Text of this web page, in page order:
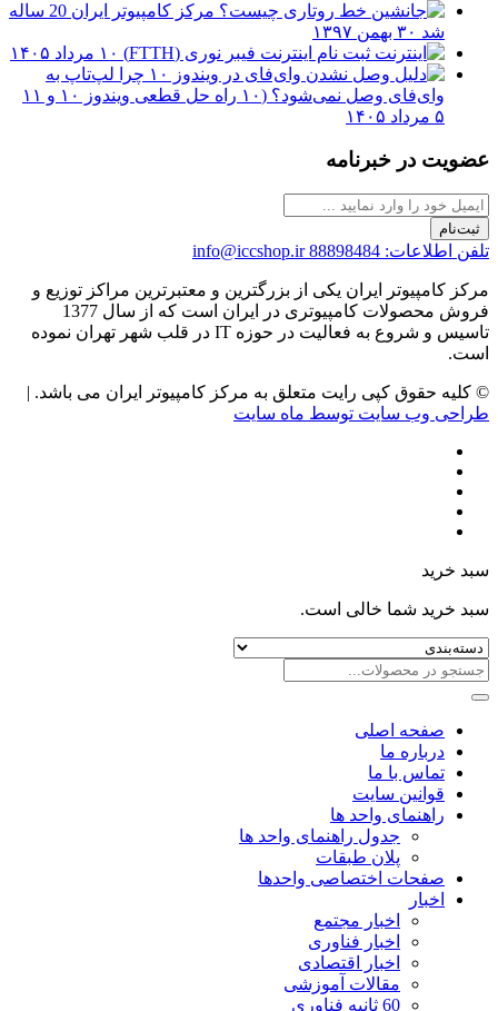
مرکز کامپیوتر ایران 20 ساله
شد ۳۰ بهمن ۱۳۹۷
ثبت نام اینترنت فیبر نوری (FTTH)
۱۰ مرداد ۱۴۰۵
چرا لپ‌تاپ به
وای‌فای وصل نمی‌شود؟ (۱۰ راه حل قطعی ویندوز ۱۰ و ۱۱
۵ مرداد ۱۴۰۵
عضویت در خبرنامه
ثبت‌نام
تلفن اطلاعات: 88898484 info@iccshop.ir
مرکز کامپیوتر ایران یکی از بزرگترین و معتبرترین مراکز توزیع و
فروش محصولات کامپیوتری در ایران است که از سال 1377
تاسیس و شروع به فعالیت در حوزه IT در قلب شهر تهران نموده
است.
© کلیه حقوق کپی رایت متعلق به مرکز کامپیوتر ایران می باشد. |
طراحی وب سایت توسط ماه سایت
سبد خرید
سبد خرید شما خالی است.
صفحه اصلی
درباره ما
تماس با ما
قوانین سایت
راهنمای واحد ها
جدول راهنمای واحد ها
پلان طبقات
صفحات اختصاصی واحدها
اخبار
اخبار مجتمع
اخبار فناوری
اخبار اقتصادی
مقالات آموزشی
60 ثانیه فناوری